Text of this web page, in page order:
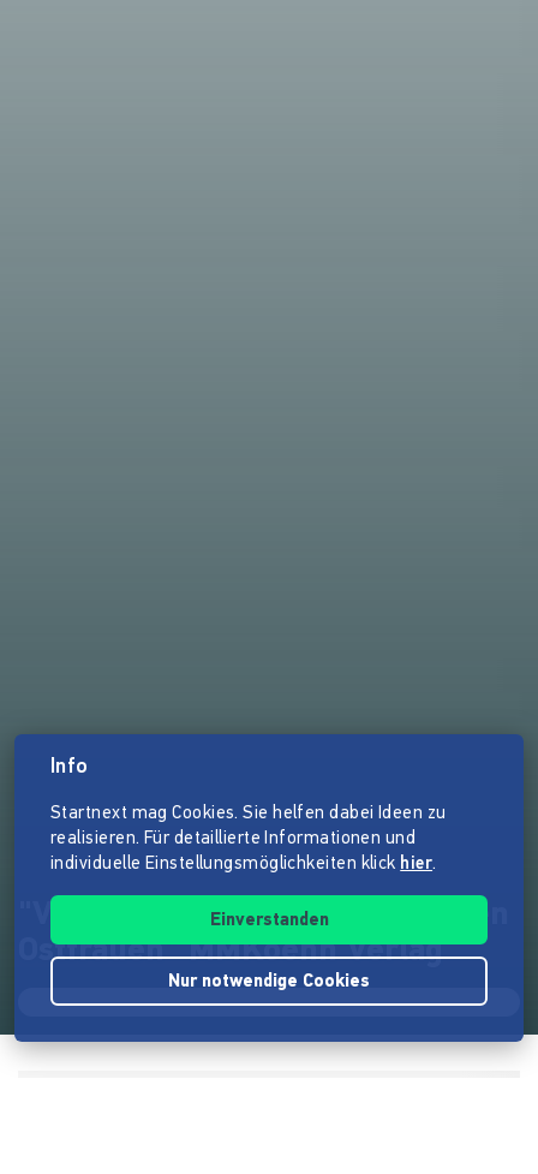
"Vergiss mein nicht!- Die letzten
Ostfrauen" MMKoehn Verlag
Info
Startnext mag Cookies. Sie helfen dabei Ideen zu
realisieren. Für detaillierte Informationen und
individuelle Einstellungsmöglichkeiten klick hier.
Einverstanden
Nur notwendige Cookies